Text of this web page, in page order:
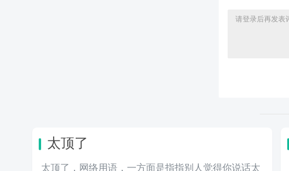
太顶了
太顶了，网络用语，一方面是指指别人觉得你说话太